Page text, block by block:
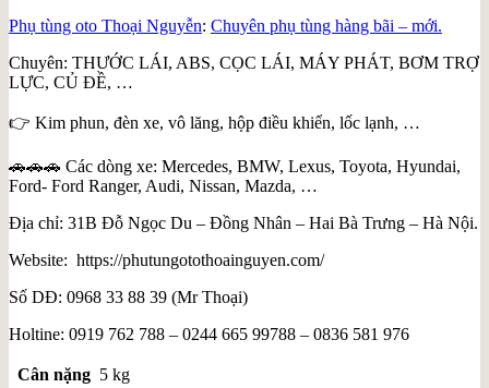
Phụ tùng oto Thoại Nguyễn: Chuyên phụ tùng hàng bãi – mới.
Chuyên: THƯỚC LÁI, ABS, CỌC LÁI, MÁY PHÁT, BƠM TRỢ
LỰC, CỦ ĐỀ, …
👉 Kim phun, đèn xe, vô lăng, hộp điều khiển, lốc lạnh, …
🚗🚗🚗 Các dòng xe: Mercedes, BMW, Lexus, Toyota, Hyundai,
Ford- Ford Ranger, Audi, Nissan, Mazda, …
Địa chỉ: 31B Đỗ Ngọc Du – Đồng Nhân – Hai Bà Trưng – Hà Nội.
Website: https://phutungotothoainguyen.com/
Số DĐ: 0968 33 88 39 (Mr Thoại)
Holtine: 0919 762 788 – 0244 665 99788 – 0836 581 976
Cân nặng 5 kg